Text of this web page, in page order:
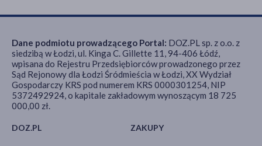
DOZ.PL ZAKUPY
Dane podmiotu prowadzącego Portal: DOZ.PL sp. z o.o. z
siedzibą w Łodzi, ul. Kinga C. Gillette 11, 94-406 Łódź,
wpisana do Rejestru Przedsiębiorców prowadzonego przez
Sąd Rejonowy dla Łodzi Śródmieścia w Łodzi, XX Wydział
Gospodarczy KRS pod numerem KRS 0000301254, NIP
5372492924, o kapitale zakładowym wynoszącym 18 725
000,00 zł.